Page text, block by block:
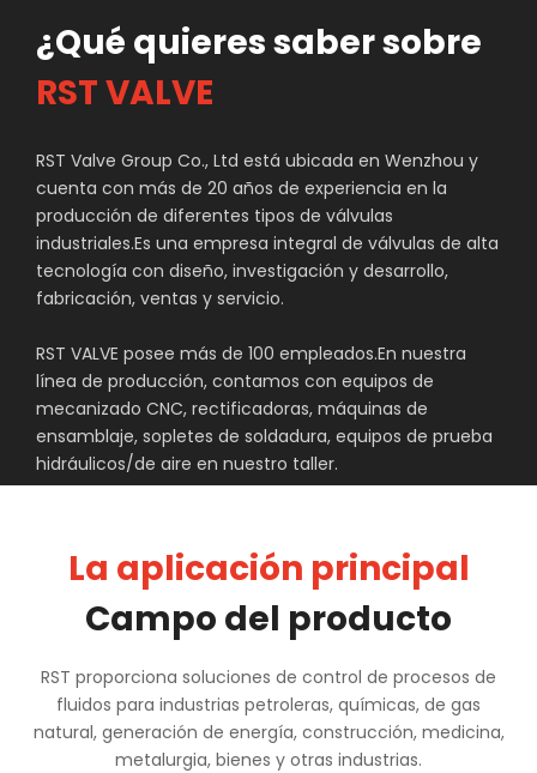
¿Qué quieres saber sobre
RST VALVE
RST Valve Group Co., Ltd está ubicada en Wenzhou y
cuenta con más de 20 años de experiencia en la
producción de diferentes tipos de válvulas
industriales.Es una empresa integral de válvulas de alta
tecnología con diseño, investigación y desarrollo,
fabricación, ventas y servicio.
RST VALVE posee más de 100 empleados.En nuestra
línea de producción, contamos con equipos de
mecanizado CNC, rectificadoras, máquinas de
ensamblaje, sopletes de soldadura, equipos de prueba
hidráulicos/de aire en nuestro taller.
Cada producto lo probamos según el
estándar correspondiente.Sin prueba no hay
envío.
Diseño de producto
El grupo técnico profesional proporcionará
nuevos diseños y dibujos.
La aplicación principal
Campo del producto
RST proporciona soluciones de control de procesos de
fluidos para industrias petroleras, químicas, de gas
natural, generación de energía, construcción, medicina,
metalurgia, bienes y otras industrias.